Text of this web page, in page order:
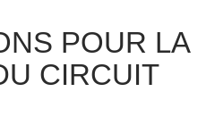
POUR LA
CIRCUIT